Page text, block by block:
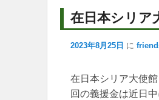
在日本シリア
2023年8月25日 に
在日本シリア大使
回の義援金は近日